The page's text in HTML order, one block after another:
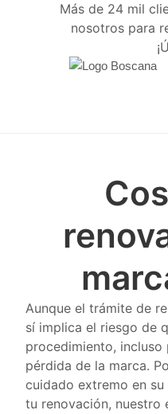
Más de 24 mil
nosotros para
Aunque el trámite de
sí implica el riesgo de
procedimiento, incluso
pérdida de la marca.
cuidado extremo en
tu renovación, nuestro